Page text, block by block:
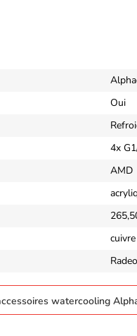
Oui
4x
AMD
cuivre
watercooling